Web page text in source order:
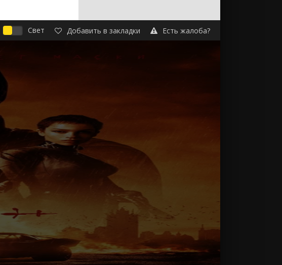
Свет Добавить в закладки Есть жалоба?